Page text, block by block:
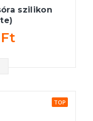
szilikon
TOP